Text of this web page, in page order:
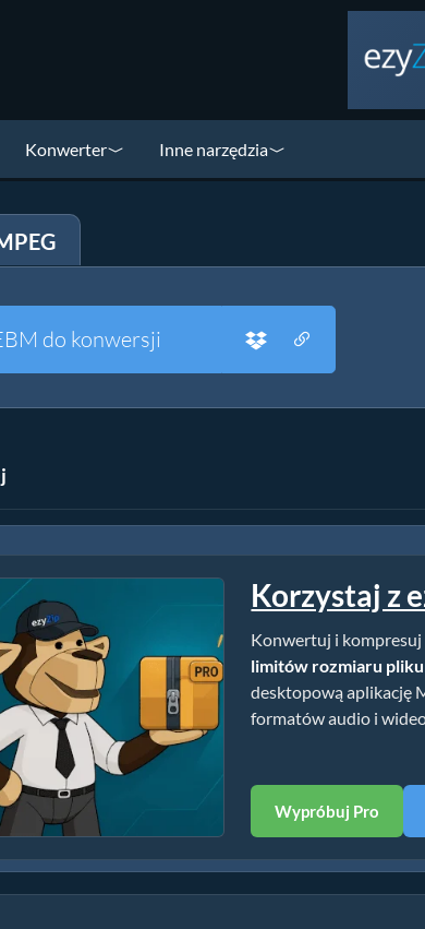
Konwerter Inne narzędzia
do konwersji
Korzystaj z
Konwertuj i kompresuj
limitów rozmiaru pliku
desktopową aplikację
formatów audio i
Wypróbuj Pro